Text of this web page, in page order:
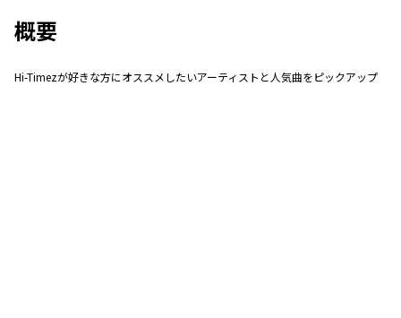
概要
Hi-Timezが好きな方にオススメしたいアーティストと人気曲をピックアップ